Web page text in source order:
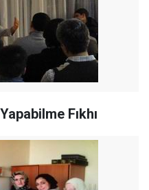
Fıkhı